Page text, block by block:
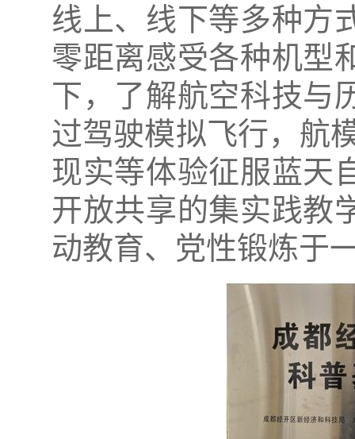
线上、线下等多种方
零距离感受各种机型
下，了解航空科技与
过驾驶模拟飞行，航
现实等体验征服蓝天
开放共享的集实践教
动教育、党性锻炼于